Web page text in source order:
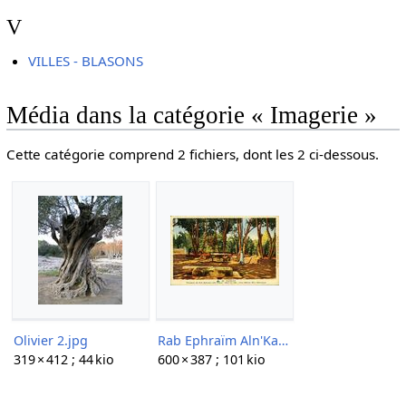
V
VILLES - BLASONS
Média dans la catégorie « Imagerie »
Cette catégorie comprend 2 fichiers, dont les 2 ci-dessous.
Olivier 2.jpg
319 × 412 ; 44 kio
Rab Ephraïm Aln'Kaoua.jpg
600 × 387 ; 101 kio